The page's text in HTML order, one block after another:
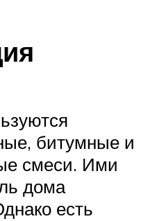
битумные и
смеси. Ими
дома
есть